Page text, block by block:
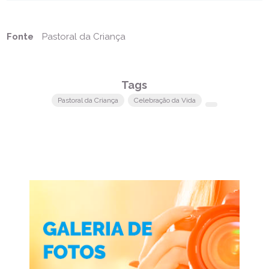
Fonte Pastoral da Criança
Tags
Pastoral da Criança Celebração da Vida